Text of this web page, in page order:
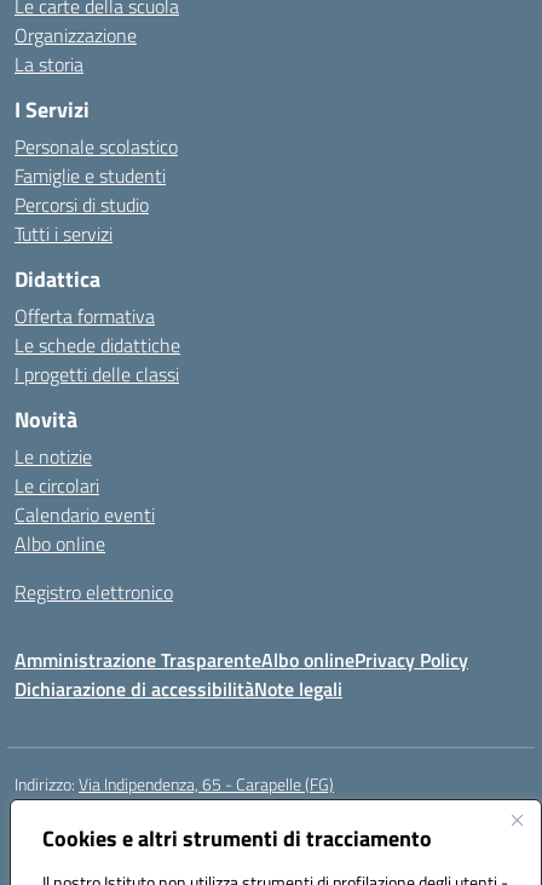
Cookies e altri strumenti di tracciamento
Le carte della scuola
Organizzazione
La storia
I Servizi
Personale scolastico
Famiglie e studenti
Percorsi di studio
Tutti i servizi
Didattica
Offerta formativa
Le schede didattiche
I progetti delle classi
Novità
Le notizie
Le circolari
Calendario eventi
Albo online
Registro elettronico
Amministrazione TrasparenteAlbo onlinePrivacy Policy
Dichiarazione di accessibilitàNote legali
Indirizzo:Via Indipendenza, 65 - Carapelle (FG)
Centralino:
Posta elettronica certificata (PEC):fgic822001@pec.istruzione.it
Codice fiscale: 90015720718